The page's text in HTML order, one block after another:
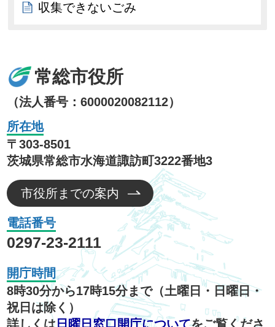
収集できないごみ
常総市役所
（法人番号：6000020082112）
所在地
〒303-8501
茨城県常総市水海道諏訪町3222番地3
市役所までの案内
電話番号
0297-23-2111
開庁時間
8時30分から17時15分まで（土曜日・日曜日・
祝日は除く）
詳しくは 日曜日窓口開庁についてをご覧くださ